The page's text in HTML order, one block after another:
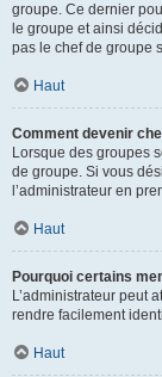
groupe. Ce dernier
le groupe et ainsi
pas le chef de groupe
Haut
Comment devenir
Lorsque des groupes
de groupe. Si vous
l’administrateur en
Haut
Pourquoi certains
L’administrateur peut
rendre facilement
Haut